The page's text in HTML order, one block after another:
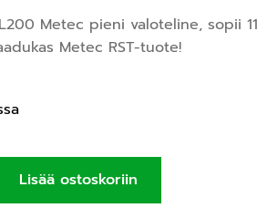
Metec pieni valoteline, sopii
Metec RST-tuote!
Lisää ostoskoriin